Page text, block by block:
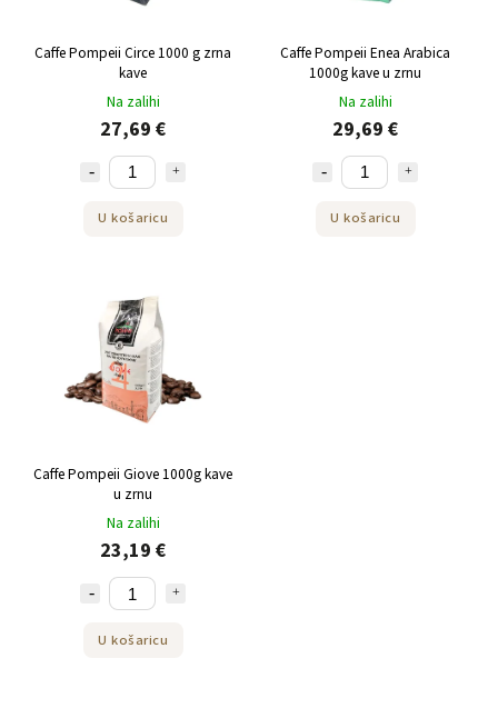
Caffe Pompeii Circe 1000 g zrna
kave
Na zalihi
27,69 €
U košaricu
Caffe Pompeii Enea Arabica
1000g kave u zrnu
Na zalihi
29,69 €
U košaricu
Caffe Pompeii Giove 1000g kave
u zrnu
Na zalihi
23,19 €
U košaricu